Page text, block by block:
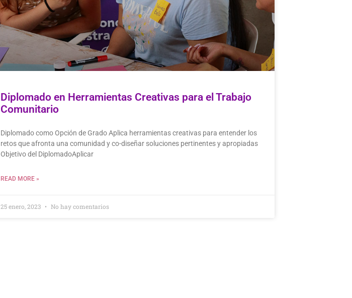
Diplomado en Herramientas Creativas para el Trabajo
Comunitario
Diplomado como Opción de Grado Aplica herramientas creativas para entender los
retos que afronta una comunidad y co-diseñar soluciones pertinentes y apropiadas
Objetivo del DiplomadoAplicar
READ MORE »
25 enero, 2023 No hay comentarios